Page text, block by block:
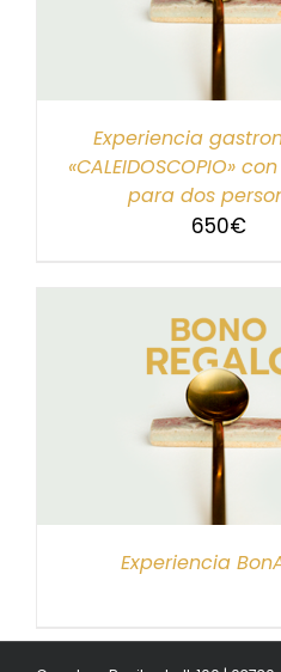
Experiencia
«CALEIDOSCOPIO»
para dos
650€
Experiencia